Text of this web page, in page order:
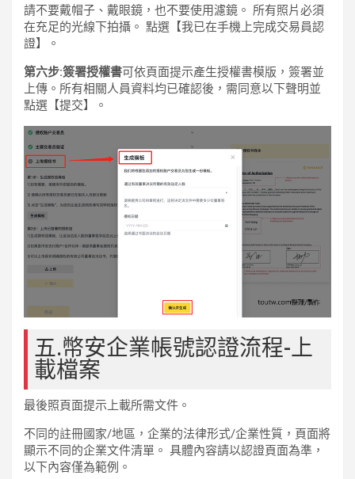
請不要戴帽子、戴眼鏡，也不要使用濾鏡。 所有照片必須
在充足的光線下拍攝。 點選【我已在手機上完成交易員認
證】。
第六步:簽署授權書可依頁面提示產生授權書模版，簽署並
上傳。所有相關人員資料均已確認後，需同意以下聲明並
點選【提交】。
五.幣安企業帳號認證流程-上
載檔案
最後照頁面提示上載所需文件。
不同的註冊國家/地區，企業的法律形式/企業性質，頁面將
顯示不同的企業文件清單。 具體內容請以認證頁面為準，
以下內容僅為範例。